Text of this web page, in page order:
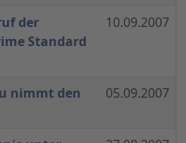
der
Standard
10.09.2007
nimmt den
05.09.2007